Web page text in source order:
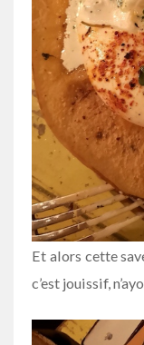
Et alors cette
c’est jouissif,